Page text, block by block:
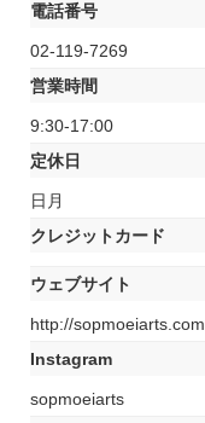
電話番号
02-119-7269
営業時間
9:30-17:00
定休日
日月
クレジットカード
ウェブサイト
http://sopmoeiarts.com
Instagram
sopmoeiarts